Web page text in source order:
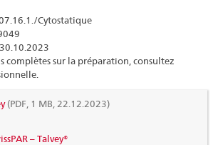
Cytostatique
30.10.2023
complètes sur la préparation, consultez
(PDF, 1 MB, 22.12.2023)
– Talvey®